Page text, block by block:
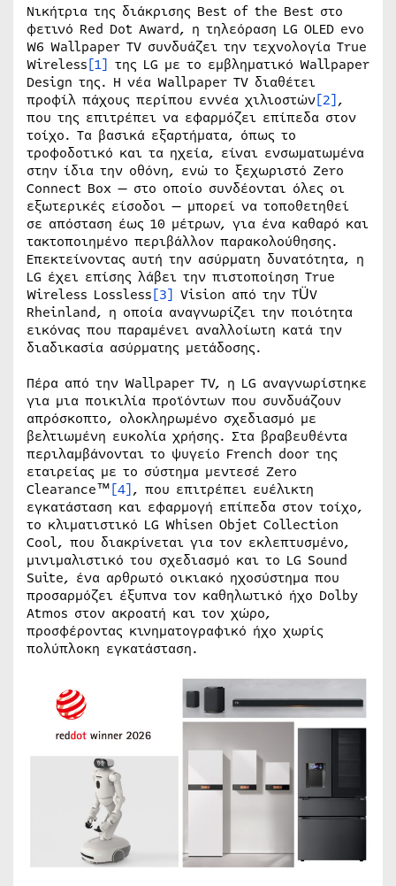
Νικήτρια της διάκρισης Best of the Best στο
φετινό Red Dot Award, η τηλεόραση LG OLED evo
W6 Wallpaper TV συνδυάζει την τεχνολογία True
Wireless[1] της LG με το εμβληματικό Wallpaper
Design της. Η νέα Wallpaper TV διαθέτει
προφίλ πάχους περίπου εννέα χιλιοστών[2],
που της επιτρέπει να εφαρμόζει επίπεδα στον
τοίχο. Τα βασικά εξαρτήματα, όπως το
τροφοδοτικό και τα ηχεία, είναι ενσωματωμένα
στην ίδια την οθόνη, ενώ το ξεχωριστό Zero
Connect Box — στο οποίο συνδέονται όλες οι
εξωτερικές είσοδοι — μπορεί να τοποθετηθεί
σε απόσταση έως 10 μέτρων, για ένα καθαρό και
τακτοποιημένο περιβάλλον παρακολούθησης.
Επεκτείνοντας αυτή την ασύρματη δυνατότητα, η
LG έχει επίσης λάβει την πιστοποίηση True
Wireless Lossless[3] Vision από την TÜV
Rheinland, η οποία αναγνωρίζει την ποιότητα
εικόνας που παραμένει αναλλοίωτη κατά την
διαδικασία ασύρματης μετάδοσης.
Πέρα από την Wallpaper TV, η LG αναγνωρίστηκε
για μια ποικιλία προϊόντων που συνδυάζουν
απρόσκοπτο, ολοκληρωμένο σχεδιασμό με
βελτιωμένη ευκολία χρήσης. Στα βραβευθέντα
περιλαμβάνονται το ψυγείο French door της
εταιρείας με το σύστημα μεντεσέ Zero
Clearance™[4], που επιτρέπει ευέλικτη
εγκατάσταση και εφαρμογή επίπεδα στον τοίχο,
το κλιματιστικό LG Whisen Objet Collection
Cool, που διακρίνεται για τον εκλεπτυσμένο,
μινιμαλιστικό του σχεδιασμό και το LG Sound
Suite, ένα αρθρωτό οικιακό ηχοσύστημα που
προσαρμόζει έξυπνα τον καθηλωτικό ήχο Dolby
Atmos στον ακροατή και τον χώρο,
προσφέροντας κινηματογραφικό ήχο χωρίς
πολύπλοκη εγκατάσταση.